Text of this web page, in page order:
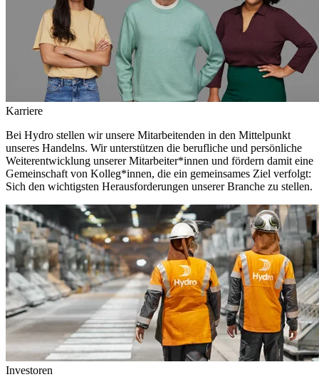
Karriere
Bei Hydro stellen wir unsere Mitarbeitenden in den Mittelpunkt
unseres Handelns. Wir unterstützen die berufliche und persönliche
Weiterentwicklung unserer Mitarbeiter*innen und fördern damit eine
Gemeinschaft von Kolleg*innen, die ein gemeinsames Ziel verfolgt:
Sich den wichtigsten Herausforderungen unserer Branche zu stellen.
Investoren